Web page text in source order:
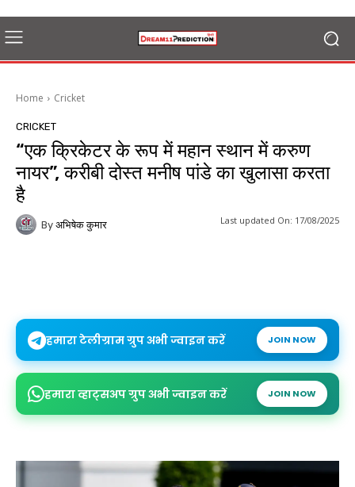
Home Cricket
CRICKET
“एक क्रिकेटर के रूप में महान स्थान में करुण
नायर”, करीबी दोस्त मनीष पांडे का खुलासा करता
है
By अभिषेक कुमार Last updated On: 17/08/2025
हमारा टेलीग्राम ग्रुप अभी ज्वाइन करें JOIN NOW
हमारा व्हाट्सअप ग्रुप अभी ज्वाइन करें JOIN NOW